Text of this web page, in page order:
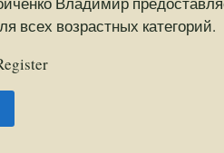
всех возрастных категорий.